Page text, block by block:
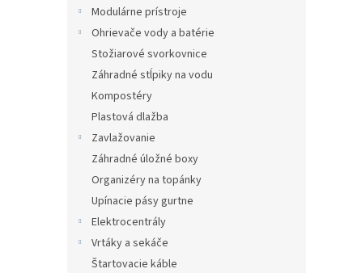
Modulárne prístroje
Ohrievače vody a batérie
Stožiarové svorkovnice
Záhradné stĺpiky na vodu
Kompostéry
Plastová dlažba
Zavlažovanie
Záhradné úložné boxy
Organizéry na topánky
Upínacie pásy gurtne
Elektrocentrály
Vrtáky a sekáče
Štartovacie káble